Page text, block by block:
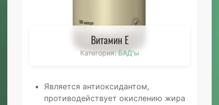
Витамин E
Категория:БАД'ы
Является антиоксидантом,
противодействует окислению жира